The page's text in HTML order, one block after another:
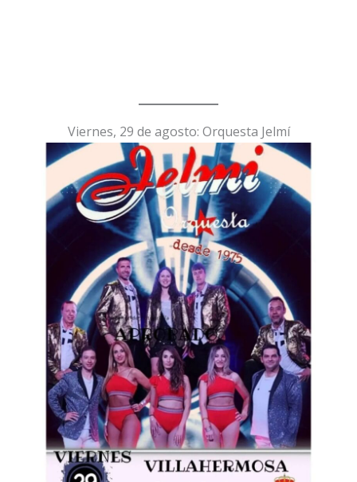
Viernes, 29 de agosto: Orquesta Jelmí